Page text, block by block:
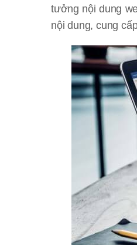
tưởng nội dung
nội dung, cung